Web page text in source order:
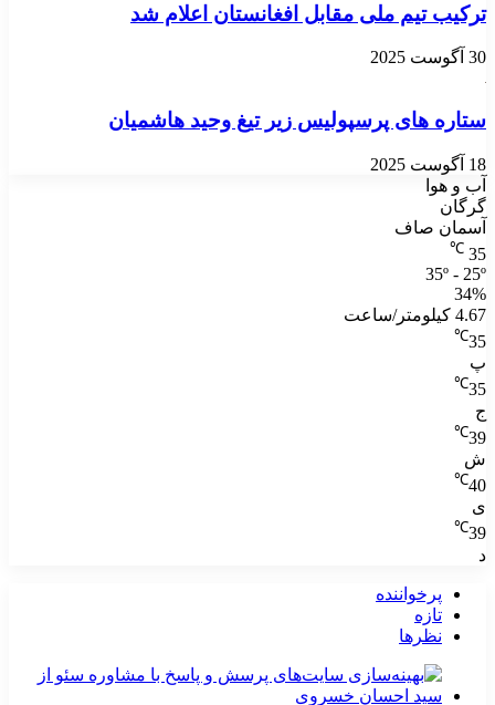
ترکیب تیم ملی مقابل افغانستان اعلام شد
30 آگوست 2025
ستاره های پرسپولیس زیر تیغ وحید هاشمیان
18 آگوست 2025
آب و هوا
گرگان
آسمان صاف
35
℃
35º - 25º
34%
4.67 کیلومتر/ساعت
35
℃
پ
35
℃
ج
39
℃
ش
40
℃
ی
39
℃
د
پرخواننده
تازه
نظرها